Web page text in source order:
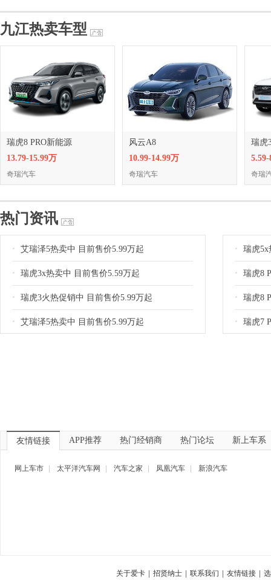
九江热卖车型
瑞虎8 PRO新能源
13.79-15.99万
奇瑞汽车
风云A8
10.99-14.99万
奇瑞汽车
瑞虎
5.59-
奇瑞
热门资讯
艾瑞泽5热卖中 目前售价5.99万起
瑞虎3x热卖中 目前售价5.59万起
瑞虎3火热促销中 目前售价5.99万起
艾瑞泽5热卖中 目前售价5.99万起
瑞虎5x
瑞虎8
瑞虎8
瑞虎7
友情链接 APP推荐 热门经销商 热门论坛 新上车系
网上车市 太平洋汽车网 汽车之家 凤凰汽车 新浪汽车
关于爱卡 招贤纳士 联系我们 友情链接